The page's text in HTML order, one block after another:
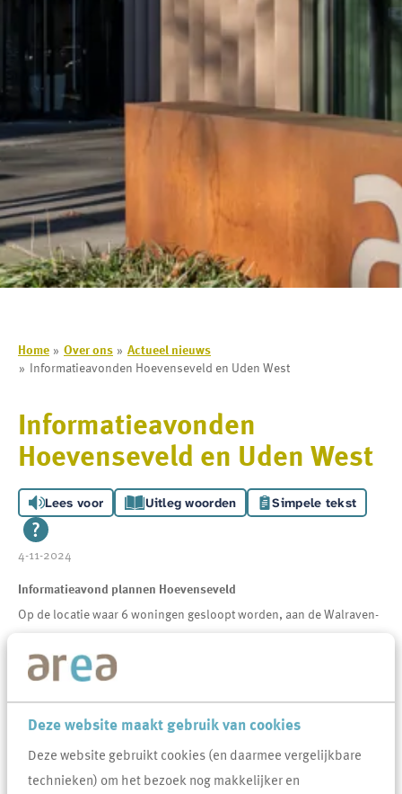
Deze website maakt gebruik van cookies
Deze website gebruikt cookies (en daarmee vergelijkbare
technieken) om het bezoek nog makkelijker en
Home Over ons
Actueel nieuws
Informatieavonden Hoevenseveld en Uden West
Informatieavonden
Hoevenseveld en Uden West
Lees voor Uitleg woorden Simpele tekst
4-11-2024
Informatieavond plannen Hoevenseveld
Op de locatie waar 6 woningen gesloopt worden, aan de Walraven-
bouwen.
Deze plannen presenteren we aan omwonenden tijdens de
bijeenkomst op 5 november. Zij hebben hiervoor een uitnodiging
ontvangen. Maar ook andere geïnteresseerden zijn van harte
welkom op deze avond.